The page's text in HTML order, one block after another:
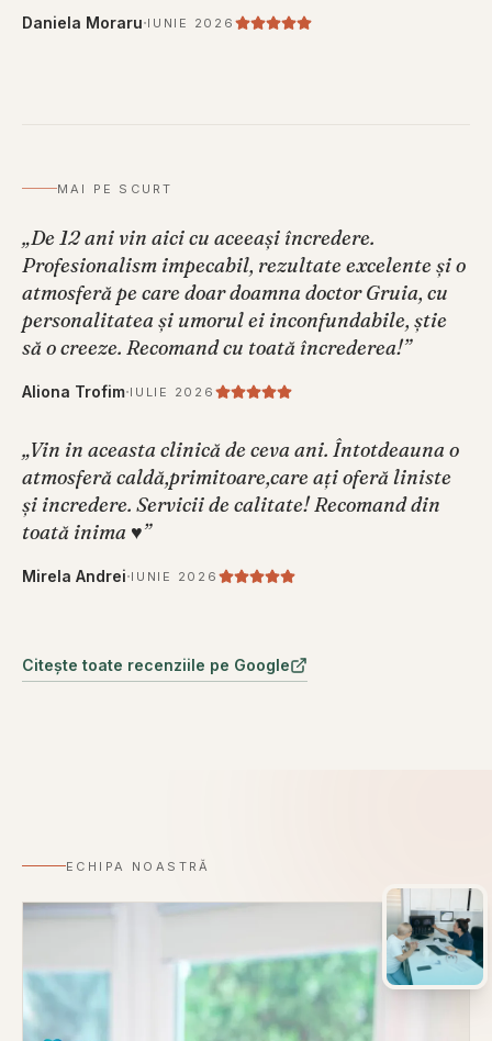
Daniela Moraru·IUNIE 2026
MAI PE SCURT
„De 12 ani vin aici cu aceeași încredere.
Profesionalism impecabil, rezultate excelente și o
atmosferă pe care doar doamna doctor Gruia, cu
personalitatea și umorul ei inconfundabile, știe
să o creeze. Recomand cu toată încrederea!”
Aliona Trofim·IULIE 2026
„Vin in aceasta clinică de ceva ani. Întotdeauna o
atmosferă caldă,primitoare,care ați oferă liniste
și incredere. Servicii de calitate! Recomand din
toată inima ♥️”
Mirela Andrei·IUNIE 2026
Citește toate recenziile pe Google
01
ECHIPA NOASTRĂ